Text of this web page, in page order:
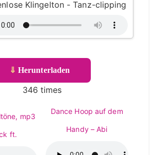
Klingelton - Tanz-clipping
⇓ Herunterladen
346 times
mp3
ft.
Dance Hoop auf dem
Handy – Abi